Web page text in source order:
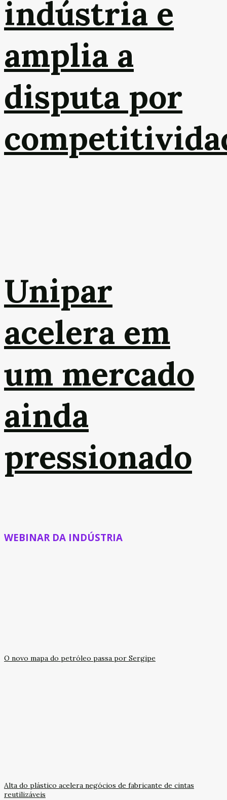
indústria e
amplia a
disputa por
Unipar
acelera em
um mercado
ainda
pressionado
WEBINAR DA INDÚSTRIA
O novo mapa do petróleo passa por Sergipe
Alta do plástico acelera negócios de fabricante de cintas
reutilizáveis